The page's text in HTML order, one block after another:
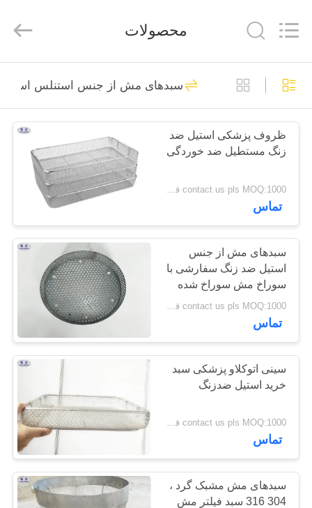
خانه
محصولات
درباره
بازدید
کارخانه
کنترل
کیفیت
تماس
بگیرید
Mesh
Co.,
مانع دفاعی
301
مانع نظامی
291
موانع پایه دفاع
92
محصولات
سبدهای مش از جنس استنلس استیل
ظروف پزشکی استیل ضد
زنگ مستطیل ضد خوردگی
contact us pls MOQ:1000 قطعه
تماس
سبدهای مش از جنس
استیل ضد زنگ سفارشی با
سوراخ مش سوراخ شده
contact us pls MOQ:1000 قطعه
تماس
سینی اتوکلاو پزشکی سبد
خرید استیل ضدزنگ
contact us pls MOQ:1000 قطعه
تماس
سبدهای مش مشبک گرد ،
304 316 سبد فیلتر مش